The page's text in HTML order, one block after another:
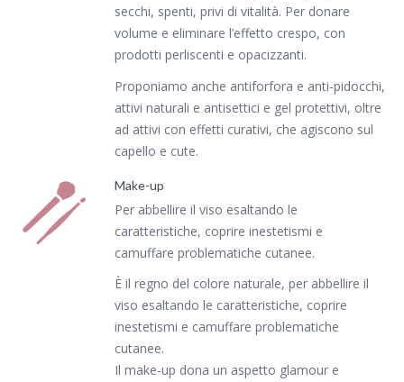
secchi, spenti, privi di vitalità. Per donare
volume e eliminare l’effetto crespo, con
prodotti perliscenti e opacizzanti.
Proponiamo anche antiforfora e anti-pidocchi,
attivi naturali e antisettici e gel protettivi, oltre
ad attivi con effetti curativi, che agiscono sul
capello e cute.
Make-up
Per abbellire il viso esaltando le
caratteristiche, coprire inestetismi e
camuffare problematiche cutanee.
È il regno del colore naturale, per abbellire il
viso esaltando le caratteristiche, coprire
inestetismi e camuffare problematiche
cutanee.
Il make-up dona un aspetto glamour e